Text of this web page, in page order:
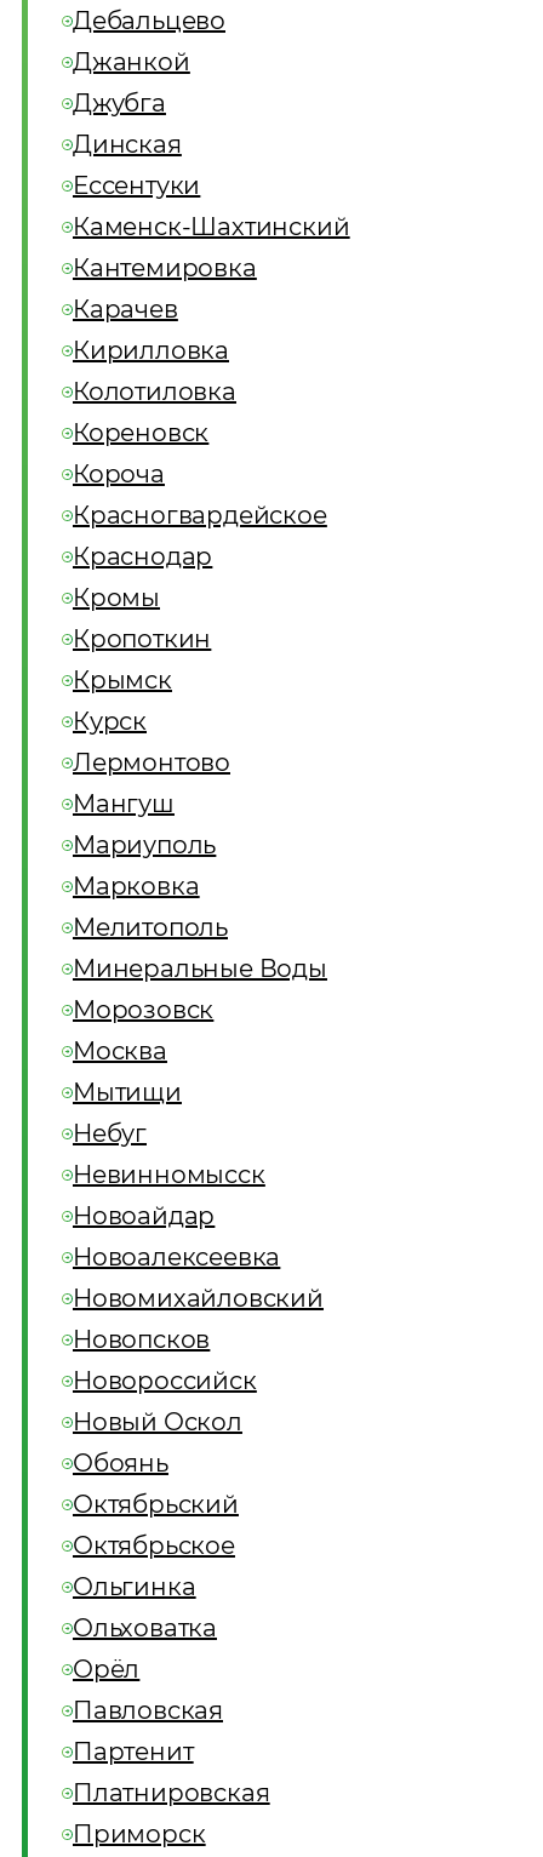
Дебальцево
Джанкой
Джубга
Динская
Ессентуки
Каменск-Шахтинский
Кантемировка
Карачев
Кирилловка
Колотиловка
Кореновск
Короча
Красногвардейское
Краснодар
Кромы
Кропоткин
Крымск
Курск
Лермонтово
Мангуш
Мариуполь
Марковка
Мелитополь
Минеральные Воды
Морозовск
Москва
Мытищи
Небуг
Невинномысск
Новоайдар
Новоалексеевка
Новомихайловский
Новопсков
Новороссийск
Новый Оскол
Обоянь
Октябрьский
Октябрьское
Ольгинка
Ольховатка
Орёл
Павловская
Партенит
Платнировская
Приморск